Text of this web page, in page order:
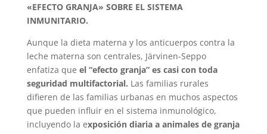
«EFECTO GRANJA» SOBRE EL SISTEMA
INMUNITARIO.
Aunque la dieta materna y los anticuerpos contra la
leche materna son centrales, Järvinen-Seppo
enfatiza que el “efecto granja” es casi con toda
seguridad multifactorial. Las familias rurales
difieren de las familias urbanas en muchos aspectos
que pueden influir en el sistema inmunológico,
incluyendo la exposición diaria a animales de granja